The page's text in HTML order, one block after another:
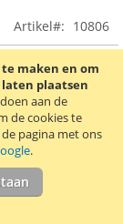
maken en om
plaatsen
aan de
de cookies te
pagina met ons
.
Artikel
10806
Duitse
geschikt
/ 5900 /